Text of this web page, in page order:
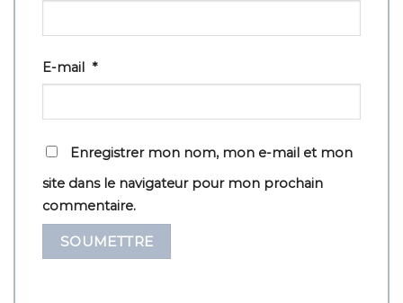
E-mail *
Enregistrer mon nom, mon e-mail et mon
site dans le navigateur pour mon prochain
commentaire.